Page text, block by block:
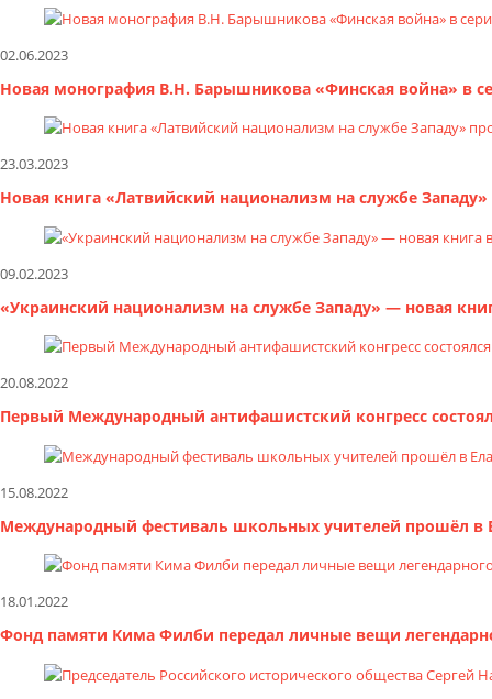
02.06.2023
Новая монография В.Н. Барышникова «Финская война» в
23.03.2023
Новая книга «Латвийский национализм на службе
09.02.2023
«Украинский национализм на службе Западу» — новая
20.08.2022
Первый Международный антифашистский конгресс
15.08.2022
Международный фестиваль школьных учителей прошёл в
18.01.2022
Фонд памяти Кима Филби передал личные вещи